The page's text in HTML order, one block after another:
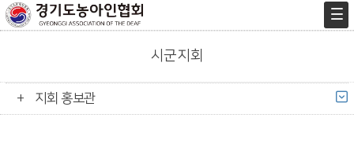
시군지회
지회 홍보관